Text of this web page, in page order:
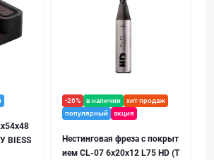
BIESS
-26% в наличии
хит продаж
популярный
акция
Нестинговая фреза с покрыт
ием CL-07 6х20х12 L75 HD (Т